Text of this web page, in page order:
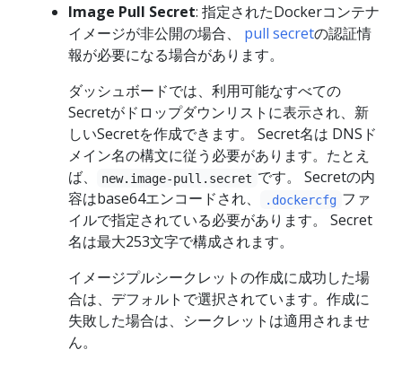
Image Pull Secret: 指定されたDockerコンテナ
イメージが非公開の場合、 pull secretの認証情
報が必要になる場合があります。
ダッシュボードでは、利用可能なすべての
Secretがドロップダウンリストに表示され、新
しいSecretを作成できます。 Secret名は DNSド
メイン名の構文に従う必要があります。たとえ
ば、
new.image-pull.secret です。 Secretの内
容はbase64エンコードされ、
.dockercfg ファ
イルで指定されている必要があります。 Secret
名は最大253文字で構成されます。
イメージプルシークレットの作成に成功した場
合は、デフォルトで選択されています。作成に
失敗した場合は、シークレットは適用されませ
ん。